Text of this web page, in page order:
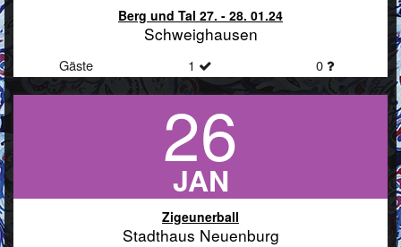
Berg und Tal 27. - 28. 01.24
Schweighausen
Gäste 1 0
26
JAN
Zigeunerball
Stadthaus Neuenburg